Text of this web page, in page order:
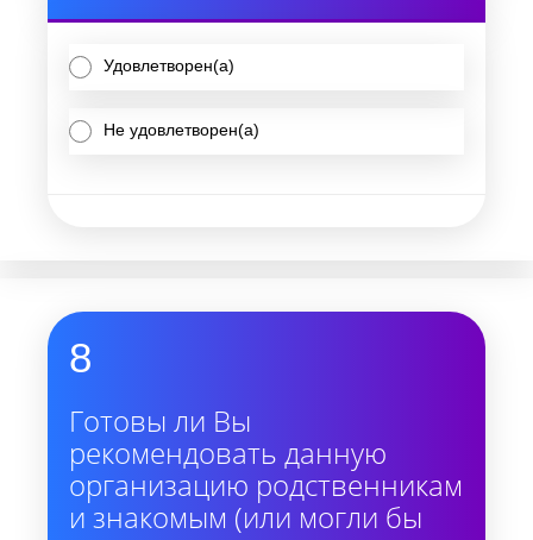
Удовлетворен(а)
Не удовлетворен(а)
8
Готовы ли Вы
рекомендовать данную
организацию родственникам
и знакомым (или могли бы